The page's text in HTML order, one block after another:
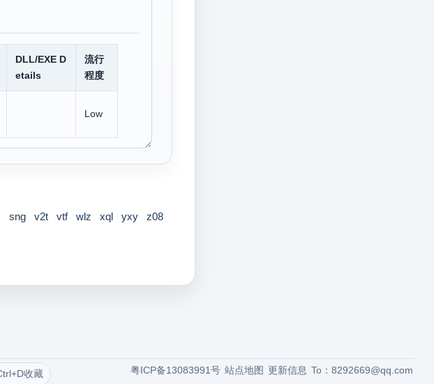
DLL/EXE D
etails
流行
程度
Low
sng v2t vtf wlz xql yxy
z08
收藏 To：8292669@qq.com
更新信息
站点地图
粤ICP备13083991号